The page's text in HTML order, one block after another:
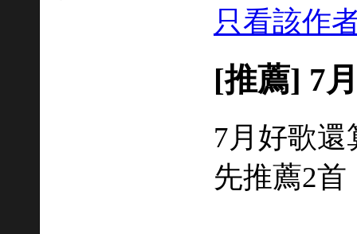
只看該作
[推薦] 7
7月好歌還
先推薦2首